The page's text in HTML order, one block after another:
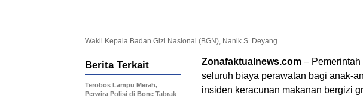
Wakil Kepala Badan Gizi Nasional (BGN), Nanik S. Deyang
Zonafaktualnews.com –
seluruh biaya perawatan bagi anak-
insiden keracunan makanan bergizi
Berita Terkait
Terobos Lampu Merah,
Perwira Polisi di Bone Tabrak